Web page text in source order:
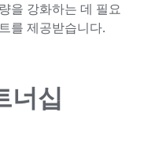
을 강화하는 데 필요
를 제공받습니다.
너십